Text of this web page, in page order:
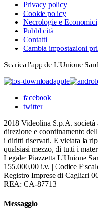
Privacy policy
Cookie policy
Necrologie e Economici
Pubblicità
Contatti
Cambia impostazioni
Scarica l'app de L'Unione
apple
facebook
twitter
2018 Videolina S.p.A. società
direzione e coordinamento
i diritti riservati. É vietata la
qualsiasi mezzo, di tutti i
Legale: Piazzetta L'Unione
155.000,00 i.v. | Codice
Registro Imprese di Cagliari
REA: CA-87713
Messaggio